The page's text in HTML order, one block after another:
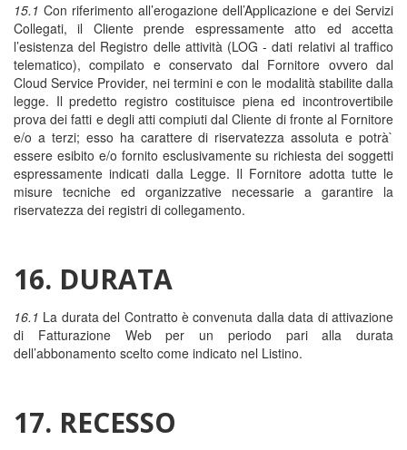
15.1 Con riferimento all’erogazione dell’Applicazione e dei Servizi
Collegati, il Cliente prende espressamente atto ed accetta
l’esistenza del Registro delle attività (LOG - dati relativi al traffico
telematico), compilato e conservato dal Fornitore ovvero dal
Cloud Service Provider, nei termini e con le modalità stabilite dalla
legge. Il predetto registro costituisce piena ed incontrovertibile
prova dei fatti e degli atti compiuti dal Cliente di fronte al Fornitore
e/o a terzi; esso ha carattere di riservatezza assoluta e potrà`
essere esibito e/o fornito esclusivamente su richiesta dei soggetti
espressamente indicati dalla Legge. Il Fornitore adotta tutte le
misure tecniche ed organizzative necessarie a garantire la
riservatezza dei registri di collegamento.
16. DURATA
16.1 La durata del Contratto è convenuta dalla data di attivazione
di Fatturazione Web per un periodo pari alla durata
dell’abbonamento scelto come indicato nel Listino.
17. RECESSO